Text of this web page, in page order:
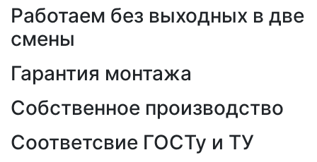
Работаем без выходных в две
смены
Гарантия монтажа
Собственное производство
Соответсвие ГОСТу и ТУ